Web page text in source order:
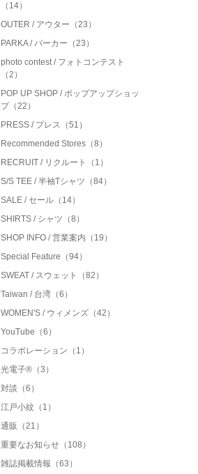
（14）
OUTER / アウター（23）
PARKA / パーカー（23）
photo contest / フォトコンテスト
（2）
POP UP SHOP / ポップアップショッ
プ（22）
PRESS / プレス（51）
Recommended Stores（8）
RECRUIT / リクルート（1）
S/S TEE / 半袖Tシャツ（84）
SALE / セール（14）
SHIRTS / シャツ（8）
SHOP INFO / 営業案内（19）
Special Feature（94）
SWEAT / スウェット（82）
Taiwan / 台湾（6）
WOMEN'S / ウィメンズ（42）
YouTube（6）
コラボレーション（1）
光電子®（3）
対談（6）
江戸小紋（1）
通販（21）
重要なお知らせ（108）
雑誌掲載情報（63）